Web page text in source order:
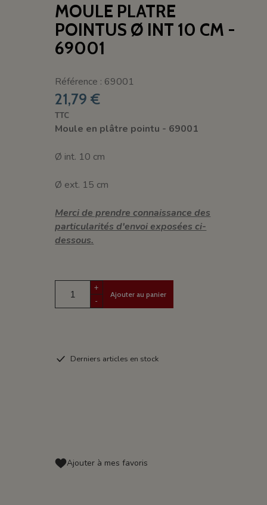
MOULE PLATRE
POINTUS Ø INT 10 CM -
69001
Référence : 69001
21,79 €
TTC
Moule en plâtre pointu - 69001
Ø int. 10 cm
Ø ext. 15 cm
Merci de prendre connaissance des
particularités d'envoi exposées ci-
dessous.
+
-
Ajouter au panier
Derniers articles en stock
Ajouter à mes favoris